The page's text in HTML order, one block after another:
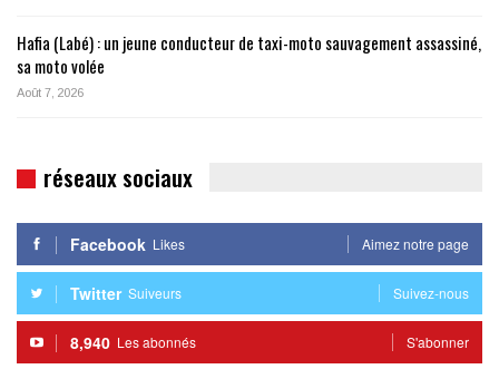
Hafia (Labé) : un jeune conducteur de taxi-moto sauvagement assassiné,
sa moto volée
Août 7, 2026
réseaux sociaux
Facebook Likes Aimez notre page
Twitter Suiveurs Suivez-nous
8,940 Les abonnés S'abonner